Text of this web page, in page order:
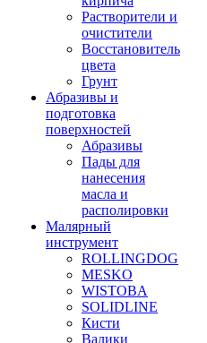
Растворители и
очистители
Восстановитель
цвета
Грунт
Абразивы и
подготовка
поверхностей
Абразивы
Пады для
нанесения
масла и
располировки
Малярный
инструмент
ROLLINGDOG
MESKO
WISTOBA
SOLIDLINE
Кисти
Валики